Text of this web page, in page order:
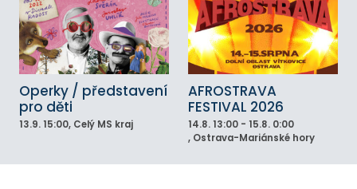
Operky / představení
pro děti
13.9. 15:00, Celý MS kraj
AFROSTRAVA
FESTIVAL 2026
14.8. 13:00 - 15.8. 0:00
, Ostrava-Mariánské hory